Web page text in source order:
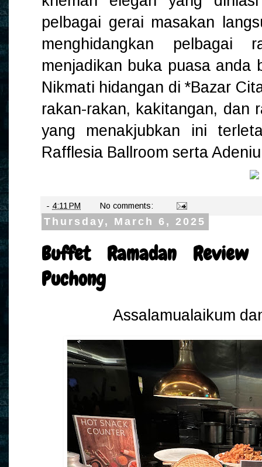
pelbagai gerai masakan
menghidangkan
menjadikan buka puasa anda
Nikmati hidangan di *Bazar
rakan-rakan, kakitangan, dan
yang menakjubkan ini
Rafflesia Ballroom serta
- 4:11 PM No comments:
Thursday, March 6, 2025
Buffet Ramadan
Puchong
Assalamualaikum